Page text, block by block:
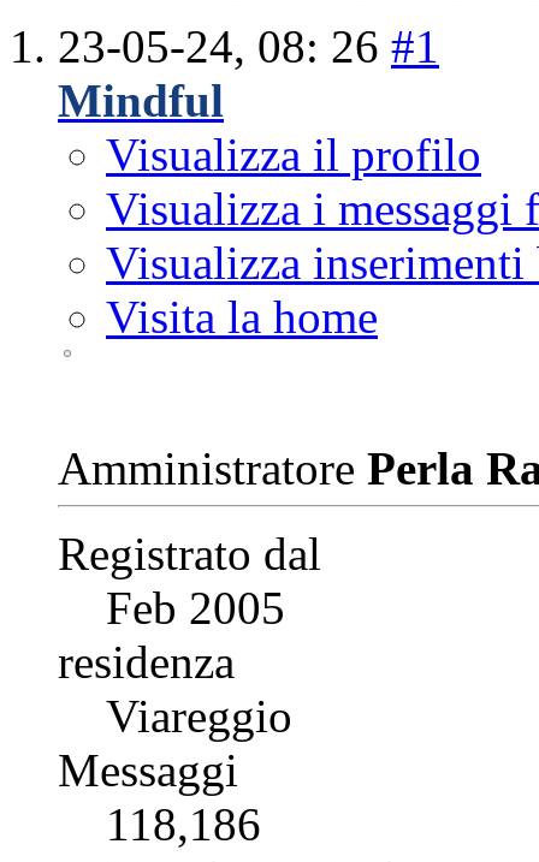
23-05-24, 08: 26 #1
Mindful
Visualizza il profilo
Visualizza i messaggi
Visualizza inserimenti
Visita la home
Amministratore Perla
Registrato dal
Feb 2005
residenza
Viareggio
Messaggi
118,186